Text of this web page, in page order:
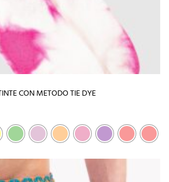
CON METODO TIE DYE